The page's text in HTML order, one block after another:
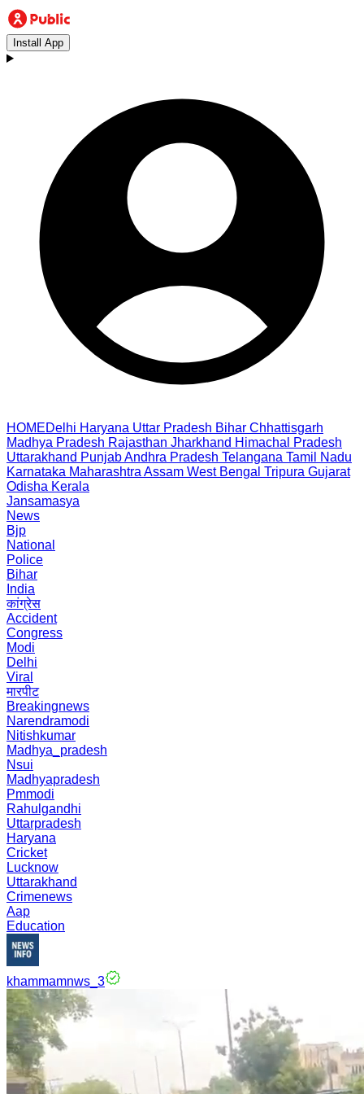
Install App
HOMEDelhi Haryana Uttar Pradesh Bihar Chhattisgarh
Madhya Pradesh Rajasthan Jharkhand Himachal Pradesh
Uttarakhand PunjabAndhra Pradesh Telangana Tamil Nadu
Karnataka Maharashtra Assam West Bengal Tripura Gujarat
Odisha Kerala
Jansamasya
News
Bjp
National
Police
Bihar
India
कांग्रेस
Accident
Congress
Modi
Delhi
Viral
मारपीट
Breakingnews
Narendramodi
Nitishkumar
Madhya_pradesh
Nsui
Madhyapradesh
Pmmodi
Rahulgandhi
Uttarpradesh
Haryana
Cricket
Lucknow
Uttarakhand
Crimenews
Aap
Education
khammamnws_3